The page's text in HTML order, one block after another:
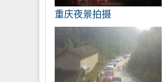
重庆夜景拍摄